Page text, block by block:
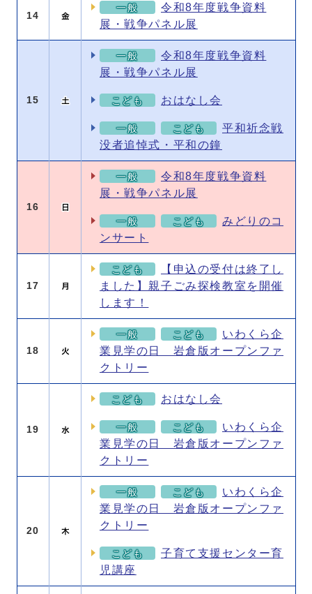
14
一般
令和8年度戦争資料
展・戦争パネル展
15
一般
令和8年度戦争資料
展・戦争パネル展
こども おはなし会
一般 こども
平和祈念戦
没者追悼式・平和の鐘
16
一般
令和8年度戦争資料
展・戦争パネル展
一般 こども
みどりのコ
ンサート
17
こども
【申込の受付は終了し
ました】親子ごみ探検教室を開催
します！
18
一般 こども
いわくら企
業見学の日 岩倉版オープンファ
クトリー
19
こども おはなし会
一般 こども
いわくら企
業見学の日 岩倉版オープンファ
クトリー
20
一般 こども
いわくら企
業見学の日 岩倉版オープンファ
クトリー
こども
子育て支援センター育
児講座